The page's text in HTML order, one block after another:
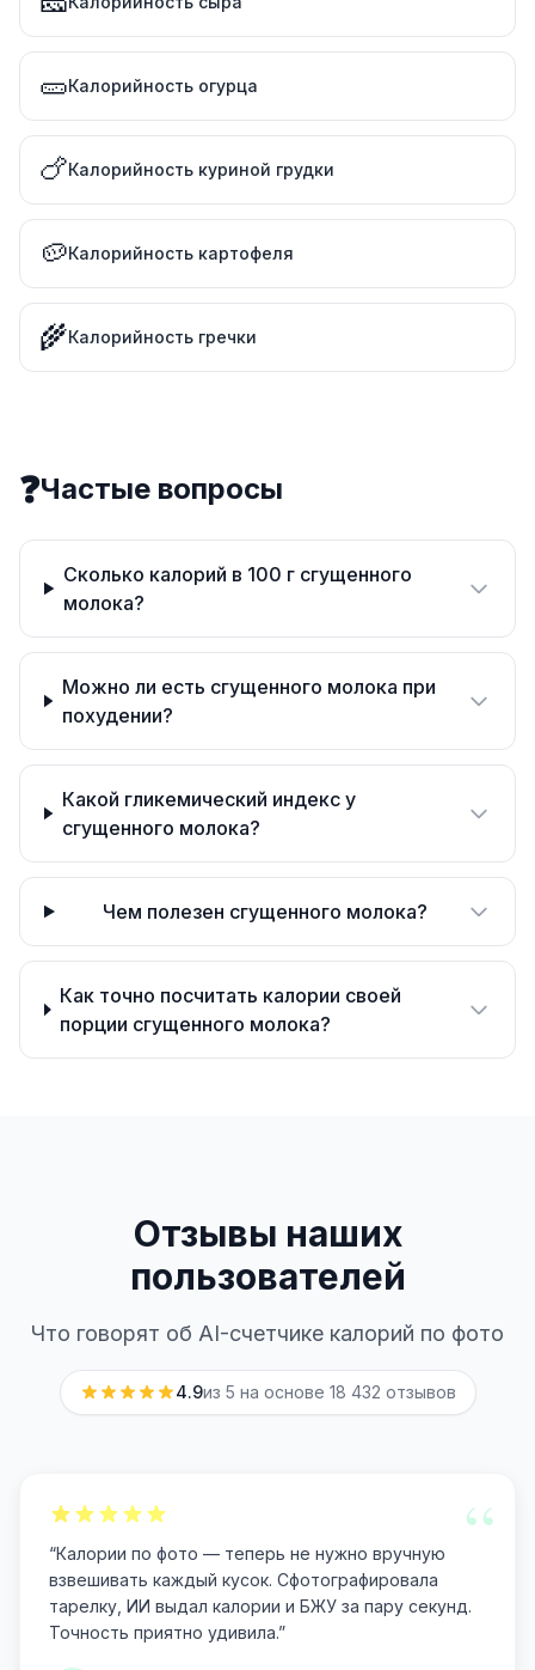
🥒Калорийность огурца
🍗Калорийность куриной грудки
🥔Калорийность картофеля
🌾Калорийность гречки
❓Частые вопросы
Сколько калорий в 100 г сгущенного
молока?
Можно ли есть сгущенного молока при
похудении?
Какой гликемический индекс у
сгущенного молока?
Чем полезен сгущенного молока?
Как точно посчитать калории своей
порции сгущенного молока?
Отзывы наших
пользователей
Что говорят об AI-счетчике калорий по фото
4.9из 5 на основе 18 432 отзывов
“
“Калории по фото — теперь не нужно вручную
взвешивать каждый кусок. Сфотографировала
тарелку, ИИ выдал калории и БЖУ за пару секунд.
Точность приятно удивила.”